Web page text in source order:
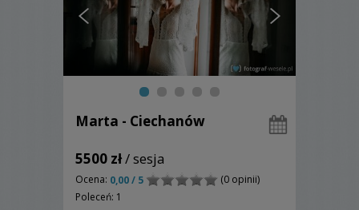
Marta - Ciechanów
5500 zł/ sesja
Ocena: 0,00 / 5
(0 opinii)
Poleceń: 1